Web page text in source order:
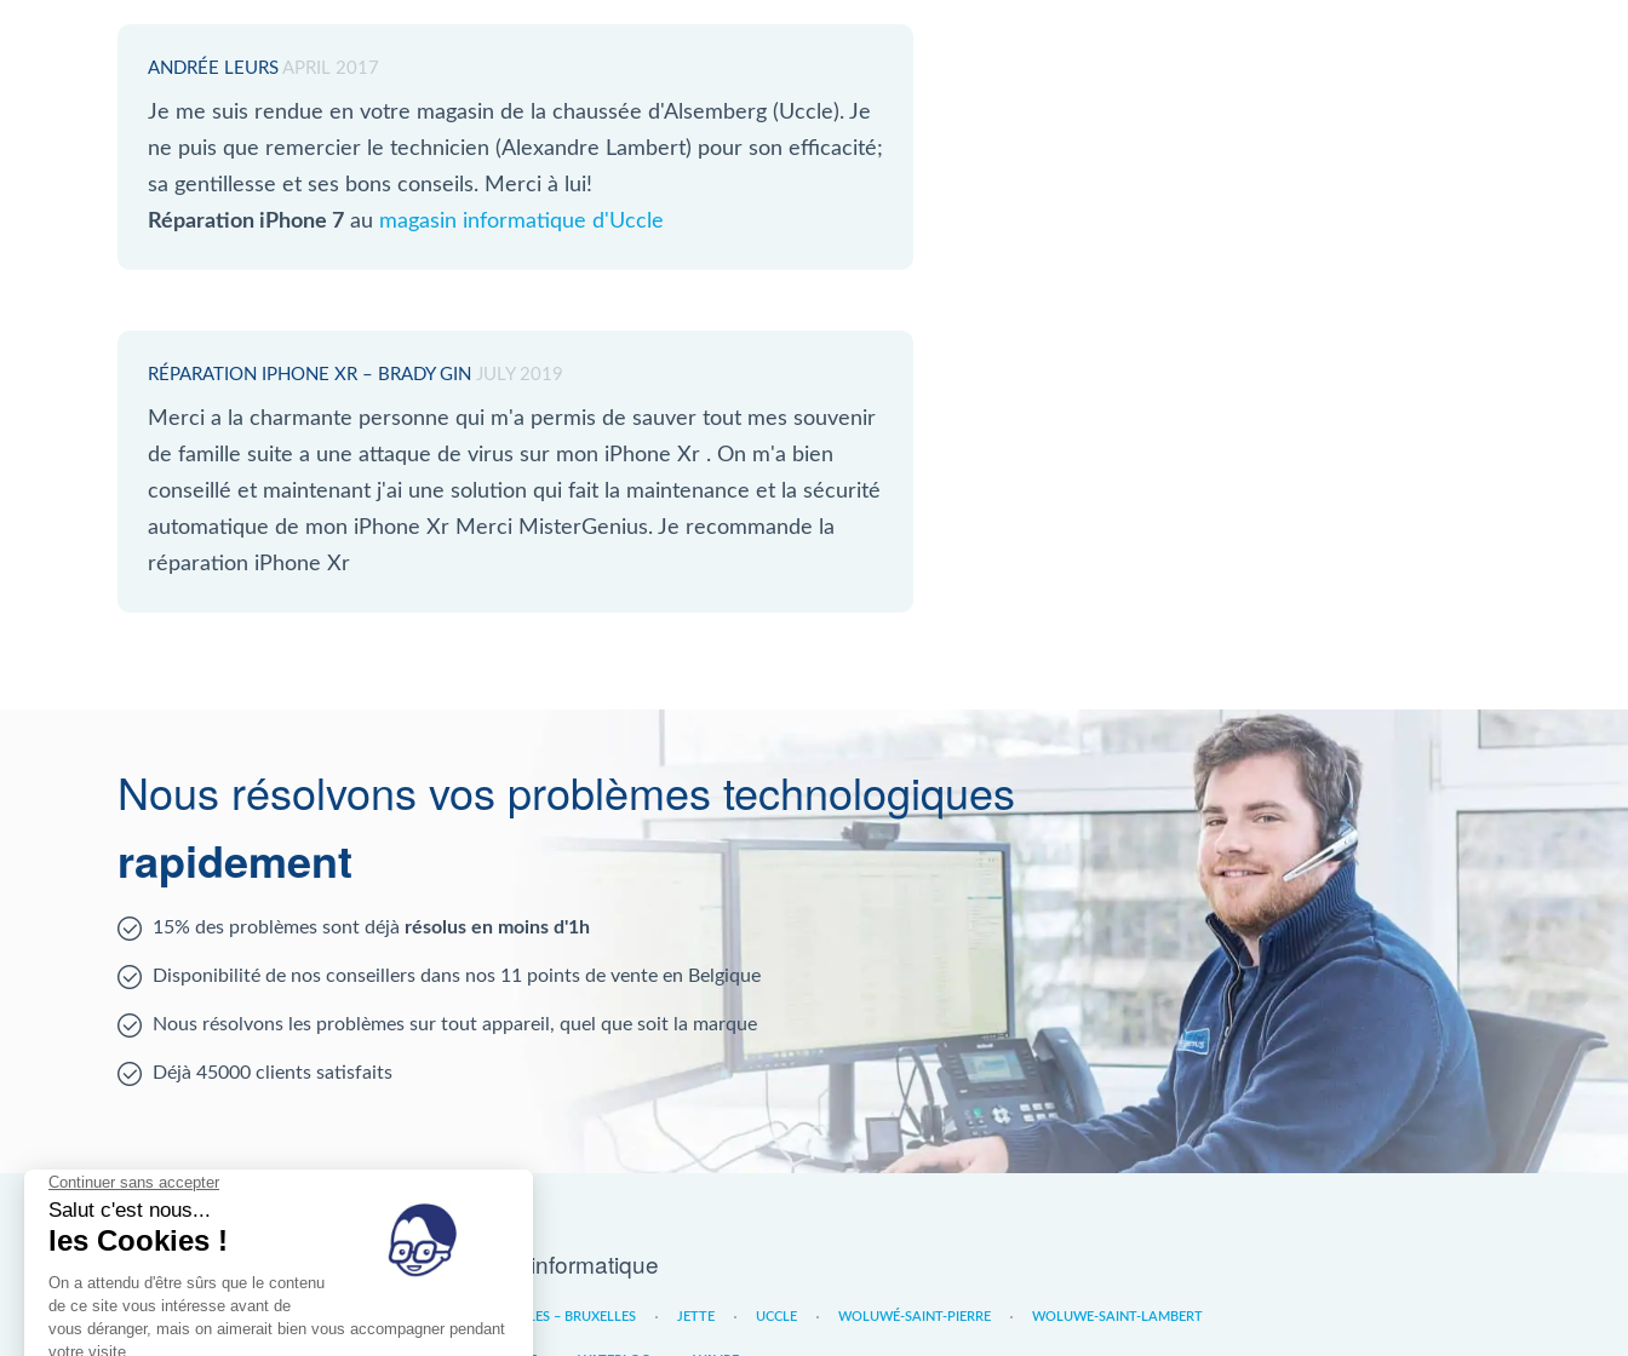
ANDRÉE LEURS APRIL 2017
Je me suis rendue en votre magasin de la chaussée d'Alsemberg (Uccle). Je
ne puis que remercier le technicien (Alexandre Lambert) pour son efficacité;
sa gentillesse et ses bons conseils. Merci à lui!
Réparation iPhone 7 au magasin informatique d'Uccle
RÉPARATION IPHONE XR – BRADY GIN JULY 2019
Merci a la charmante personne qui m'a permis de sauver tout mes souvenir
de famille suite a une attaque de virus sur mon iPhone Xr . On m'a bien
conseillé et maintenant j'ai une solution qui fait la maintenance et la sécurité
automatique de mon iPhone Xr Merci MisterGenius. Je recommande la
réparation iPhone Xr
Nous résolvons vos problèmes technologiques
rapidement
15% des problèmes sont déjà résolus en moins d'1h
Disponibilité de nos conseillers dans nos 11 points de vente en Belgique
Nous résolvons les problèmes sur tout appareil, quel que soit la marque
Déjà 45000 clients satisfaits
Nos magasins d'informatique
IXELLES – BRUXELLES JETTE UCCLE WOLUWÉ-SAINT-PIERRE WOLUWE-SAINT-LAMBERT